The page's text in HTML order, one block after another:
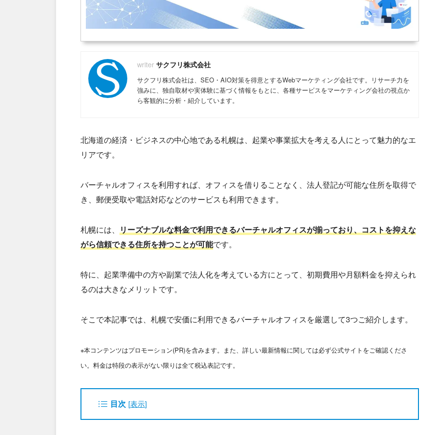
サクフリ株式会社
サクフリ株式会社は、SEO・AIO対策を得意とするWebマーケティング会社です。リサーチ力を
強みに、独自取材や実体験に基づく情報をもとに、各種サービスをマーケティング会社の視点か
ら客観的に分析・紹介しています。
北海道の経済・ビジネスの中心地である札幌は、起業や事業拡大を考える人にとって魅力的なエ
リアです。
バーチャルオフィスを利用すれば、オフィスを借りることなく、法人登記が可能な住所を取得で
き、郵便受取や電話対応などのサービスも利用できます。
札幌には、
リーズナブルな料金で利用できるバーチャルオフィスが揃っており、コストを抑えな
がら信頼できる住所を持つことが可能です。
特に、起業準備中の方や副業で法人化を考えている方にとって、初期費用や月額料金を抑えられ
るのは大きなメリットです。
そこで本記事では、札幌で安価に利用できるバーチャルオフィスを厳選して3つご紹介します。
※本コンテンツはプロモーション(PR)を含みます。また、詳しい最新情報に関しては必ず公式サイトをご確認くださ
い。料金は特段の表示がない限りは全て税込表記です。
目次 [表示]